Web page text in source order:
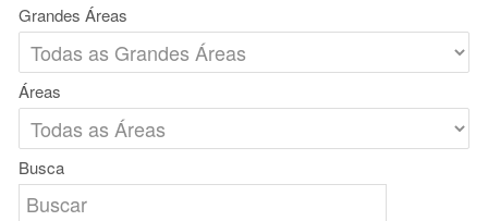
Grandes Áreas
Áreas
Busca